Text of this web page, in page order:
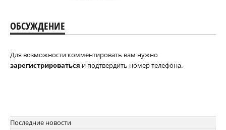
ОБСУЖДЕНИЕ
Для возможности комментировать вам нужно
зарегистрироваться и подтвердить номер телефона.
Последние новости